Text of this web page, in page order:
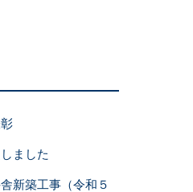
ました
新築工事（令和５